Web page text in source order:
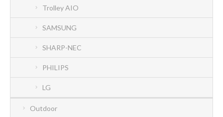
Trolley AIO
SAMSUNG
SHARP-NEC
PHILIPS
LG
Outdoor